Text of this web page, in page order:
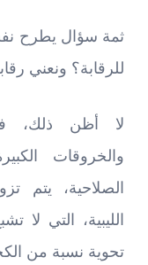
ثمة سؤال يطرح
للرقابة؟ ونعني
لا أظن ذلك،
والخروقات
الصلاحية، يتم
الليبية، التي لا
تحوية نسبة من